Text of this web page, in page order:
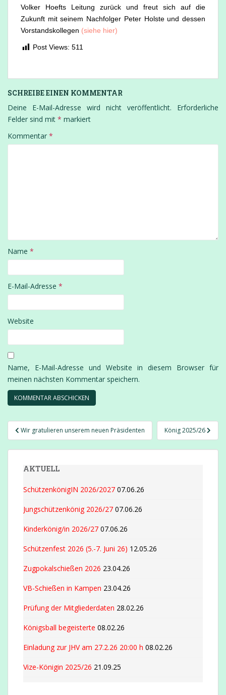
Volker Hoefts Leitung zurück und freut sich auf die
Zukunft mit seinem Nachfolger Peter Holste und dessen
Vorstandskollegen (siehe hier)
Post Views: 511
SCHREIBE EINEN KOMMENTAR
Deine E-Mail-Adresse wird nicht veröffentlicht.
Erforderliche
Felder sind mit * markiert
Kommentar *
Name *
E-Mail-Adresse *
Website
Name, E-Mail-Adresse und Website in diesem Browser für
meinen nächsten Kommentar speichern.
Beitragsnavigation
Wir gratulieren unserem neuen Präsidenten König 2025/26
AKTUELL
SchützenkönigIN 2026/2027 07.06.26
Jungschützenkönig 2026/27 07.06.26
Kinderkönig/in 2026/27 07.06.26
Schützenfest 2026 (5.-7. Juni 26) 12.05.26
Zugpokalschießen 2026 23.04.26
VB-Schießen in Kampen 23.04.26
Prüfung der Mitgliederdaten 28.02.26
Königsball begeisterte 08.02.26
Einladung zur JHV am 27.2.26 20:00 h 08.02.26
Vize-Königin 2025/26 21.09.25